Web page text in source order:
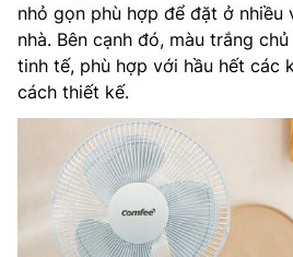
Độ ồn (dB): < 65 dB
Kích thước cánh quạt: 30 cm
Chất liệu cánh quạt: Nhựa ABS
Chất liệu động cơ: Lõi đồng
Loại động cơ: AC bạc thau
Điều khiển: Nút bấm
nhỏ gọn phù hợp để đặt ở nhiều
nhà. Bên cạnh đó, màu trắng
tinh tế, phù hợp với hầu hết các
cách thiết kế.